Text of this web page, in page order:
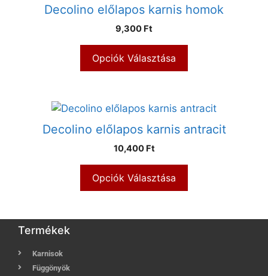
Decolino előlapos karnis homok
9,300 Ft
Opciók Választása
Decolino előlapos karnis antracit
10,400 Ft
Opciók Választása
Termékek
Karnisok
Függönyök